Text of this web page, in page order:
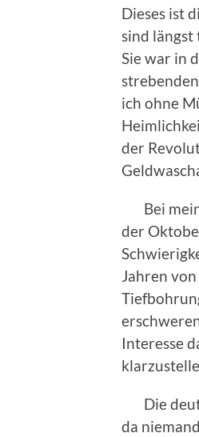
Dieses ist
sind längst
Sie war in
ich ohne
der
Bei
der
Jahren
Interesse
Die
da